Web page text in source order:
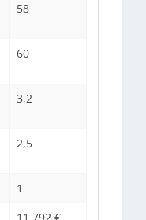
58
60
3,2
2,5
1